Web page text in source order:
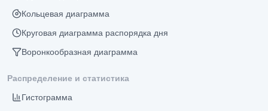
Кольцевая диаграмма
Круговая диаграмма распорядка дня
Воронкообразная диаграмма
Распределение и статистика
Гистограмма